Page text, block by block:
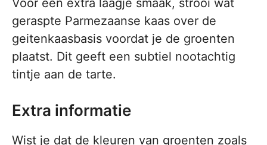
Voor een extra laagje smaak, strooi wat
geraspte Parmezaanse kaas over de
geitenkaasbasis voordat je de groenten
plaatst. Dit geeft een subtiel nootachtig
tintje aan de tarte.
Extra informatie
Wist je dat de kleuren van groenten zoals